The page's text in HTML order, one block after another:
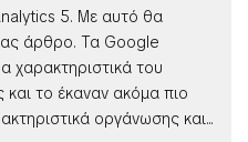
5. Με αυτό θα
άρθρο. Τα Google
χαρακτηριστικά του
το έκαναν ακόμα πιο
οργάνωσης και...